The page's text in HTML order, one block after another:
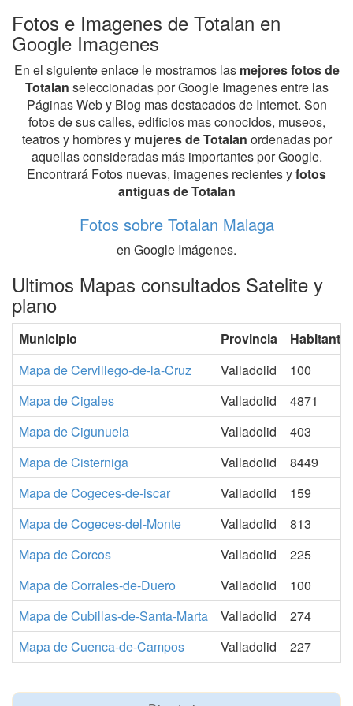
Fotos e Imagenes de Totalan en
Google Imagenes
En el siguiente enlace le mostramos las mejores fotos de
Totalan seleccionadas por Google Imagenes entre las
Páginas Web y Blog mas destacados de Internet. Son
fotos de sus calles, edificios mas conocidos, museos,
teatros y hombres y mujeres de Totalan ordenadas por
aquellas consideradas más importantes por Google.
Encontrará Fotos nuevas, imagenes recientes yfotos
antiguas de Totalan
Fotos sobre Totalan Malaga
en Google Imágenes.
Ultimos Mapas consultados Satelite y
plano
Municipio Provincia
Mapa de Cervillego-de-la-Cruz
Valladolid
100
Mapa de Cigales
Valladolid
4871
Mapa de Cigunuela
Valladolid
403
Mapa de Cisterniga
Valladolid
8449
Mapa de Cogeces-de-iscar
Valladolid
159
Mapa de Cogeces-del-Monte
Valladolid
813
Mapa de Corcos
Valladolid
225
Mapa de Corrales-de-Duero
Valladolid
100
Mapa de Cubillas-de-Santa-Marta
Valladolid
274
Mapa de Cuenca-de-Campos
Valladolid 227